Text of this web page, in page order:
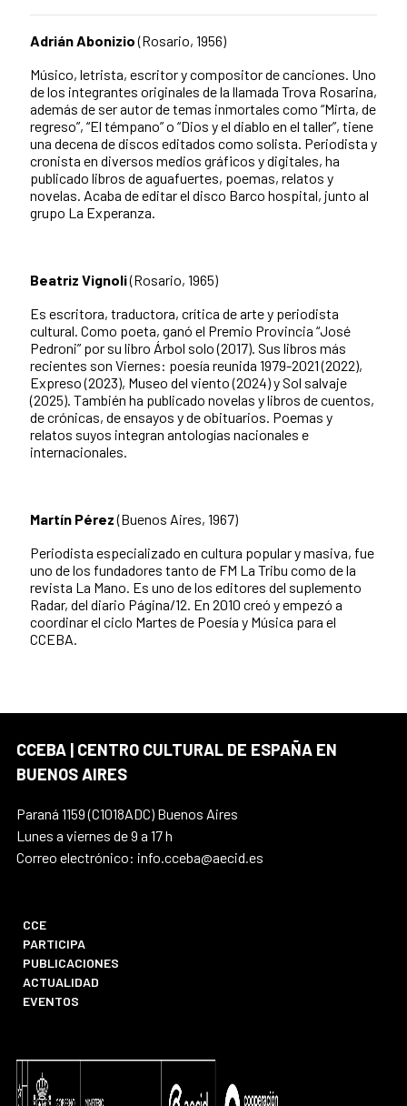
Adrián Abonizio(Rosario, 1956)
Músico, letrista, escritor y compositor de canciones. Uno
de los integrantes originales de la llamada Trova Rosarina,
además de ser autor de temas inmortales como “Mirta, de
regreso”, “El témpano” o “Dios y el diablo en el taller”, tiene
una decena de discos editados como solista. Periodista y
cronista en diversos medios gráficos y digitales, ha
publicado libros de aguafuertes, poemas, relatos y
novelas. Acaba de editar el disco Barco hospital, junto al
grupo La Experanza.
Beatriz Vignoli(Rosario, 1965)
Es escritora, traductora, crítica de arte y periodista
cultural. Como poeta, ganó el Premio Provincia “José
Pedroni” por su libro Árbol solo (2017). Sus libros más
recientes son Viernes: poesía reunida 1979-2021 (2022),
Expreso (2023), Museo del viento (2024) y Sol salvaje
(2025). También ha publicado novelas y libros de cuentos,
de crónicas, de ensayos y de obituarios. Poemas y
relatos suyos integran antologías nacionales e
internacionales.
Martín Pérez(Buenos Aires, 1967)
Periodista especializado en cultura popular y masiva, fue
uno de los fundadores tanto de FM La Tribu como de la
revista La Mano. Es uno de los editores del suplemento
Radar, del diario Página/12. En 2010 creó y empezó a
coordinar el ciclo Martes de Poesía y Música para el
CCEBA.
CCEBA | CENTRO CULTURAL DE ESPAÑA EN
BUENOS AIRES
Paraná 1159 (C1018ADC) Buenos Aires
Lunes a viernes de 9 a 17 h
Correo electrónico: info.cceba@aecid.es
CCE
PARTICIPA
PUBLICACIONES
ACTUALIDAD
EVENTOS